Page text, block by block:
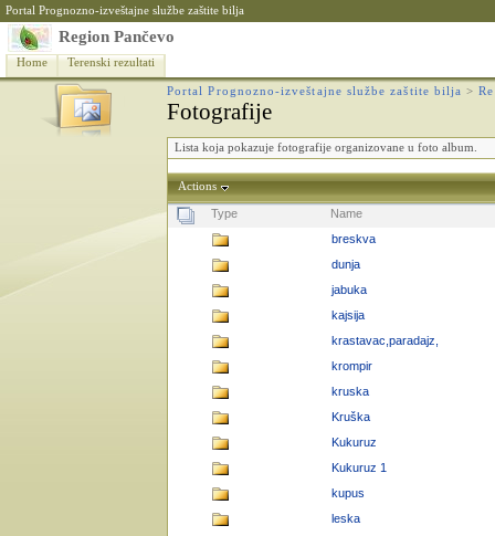
Portal Prognozno-izveštajne službe zaštite bilja
Region Pančevo
Home Terenski rezultati
Portal Prognozno-izveštajne službe zaštite bilja >
Fotografije
Lista koja pokazuje fotografije organizovane u foto album.
Actions
Type
Name
breskva
dunja
jabuka
kajsija
krastavac,paradajz,
krompir
kruska
Kruška
Kukuruz
Kukuruz 1
kupus
leska